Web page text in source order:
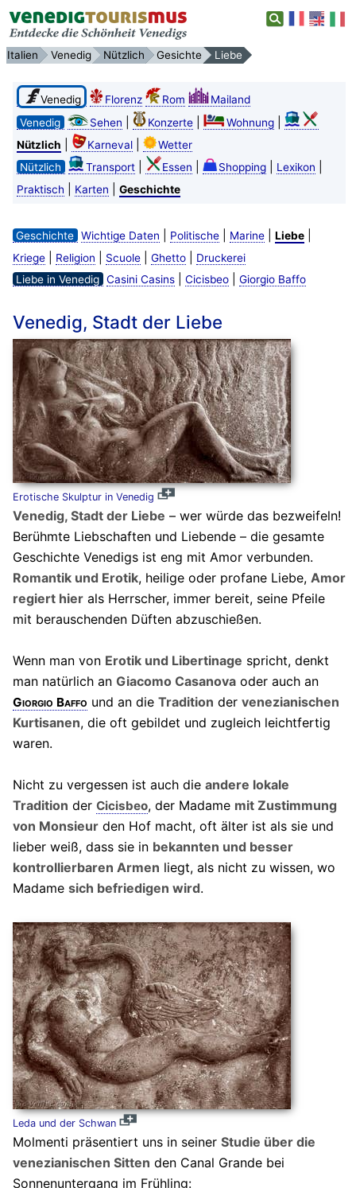
Italien Venedig Nützlich Gesichte Liebe
Venedig Florenz Rom
Mailand
Venedig
Sehen Konzerte| Wohnung|
Nützlich Karneval|
Wetter
Nützlich
Transport| Essen Shopping| Lexikon
Praktisch Karten Geschichte
Geschichte Wichtige Daten Politische| Marine| Liebe|
Kriege| Religion Scuole| Ghetto|
Druckerei
Liebe in Venedig Casini Casins| Cicisbeo| Giorgio Baffo
Venedig, Stadt der Liebe
Erotische Skulptur in Venedig
Venedig, Stadt der Liebe – wer würde das bezweifeln!
Berühmte Liebschaften und Liebende – die gesamte
Geschichte Venedigs ist eng mit Amor verbunden.
Romantik und Erotik, heilige oder profane Liebe, Amor
regiert hierals Herrscher, immer bereit, seine Pfeile
mit berauschenden Düften abzuschießen.
Wenn man von Erotik und Libertinage spricht, denkt
man natürlich an Giacomo Casanovaoder auch an
Giorgio Baffo und an die Tradition der venezianischen
Kurtisanen, die oft gebildet und zugleich leichtfertig
waren.
Nicht zu vergessen ist auch die andere lokale
Tradition der Cicisbeo, der Madame mit Zustimmung
von Monsieurden Hof macht, oft älter ist als sie und
lieber weiß, dass sie in bekannten und besser
kontrollierbaren Armen liegt, als nicht zu wissen, wo
Madame sich befriedigen wird.
Leda und der Schwan
Molmenti präsentiert uns in seiner Studie über die
venezianischen Sitten den Canal Grande bei
Sonnenuntergang im Frühling: